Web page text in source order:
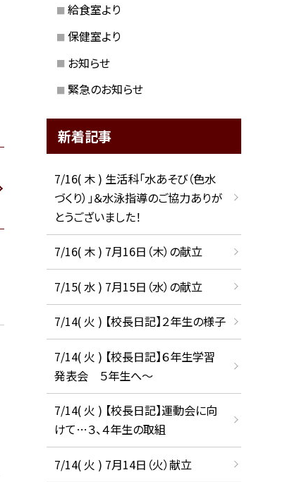
給食室より
保健室より
お知らせ
緊急のお知らせ
新着記事
7/16( 木 ) 生活科「水あそび（色水
づくり）」＆水泳指導のご協力ありが
とうございました！
7/16( 木 ) 7月16日（木）の献立
7/15( 水 ) 7月15日（水）の献立
7/14( 火 ) 【校長日記】２年生の様子
7/14( 火 ) 【校長日記】６年生学習
発表会 ５年生へ〜
7/14( 火 ) 【校長日記】運動会に向
けて…３、４年生の取組
7/14( 火 ) 7月14日（火）献立